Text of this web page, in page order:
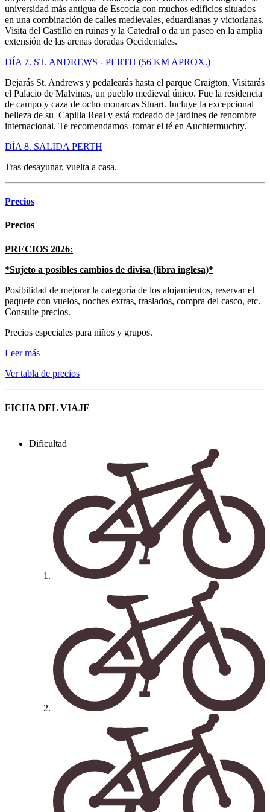
universidad más antigua de Escocia con muchos edificios situados
en una combinación de calles medievales, eduardianas y victorianas.
Visita del Castillo en ruinas y la Catedral o da un paseo en la amplia
extensión de las arenas doradas Occidentales.
DÍA 7. ST. ANDREWS - PERTH (56 KM APROX.)
Dejarás St. Andrews y pedalearás hasta el parque Craigton. Visitarás
el Palacio de Malvinas, un pueblo medieval único. Fue la residencia
de campo y caza de ocho monarcas Stuart. Incluye la excepcional
belleza de su Capilla Real y está rodeado de jardines de renombre
internacional. Te recomendamos tomar el té en Auchtermuchty.
DÍA 8. SALIDA PERTH
Tras desayunar, vuelta a casa.
Precios
Precios
PRECIOS 2026:
*Sujeto a posibles cambios de divisa (libra inglesa)*
Posibilidad de mejorar la categoría de los alojamientos, reservar el
paquete con vuelos, noches extras, traslados, compra del casco, etc.
Consulte precios.
Precios especiales para niños y grupos.
Leer más
Ver tabla de precios
FICHA DEL VIAJE
Dificultad